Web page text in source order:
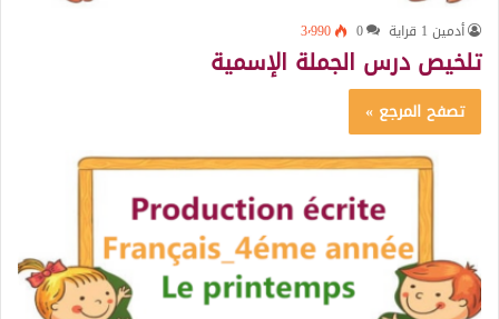
أدمين 1 قراية 0 3٬990
تلخيص درس الجملة الإسمية
تصفح المرجع »